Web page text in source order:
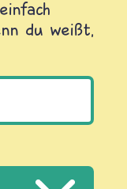
du weißt,